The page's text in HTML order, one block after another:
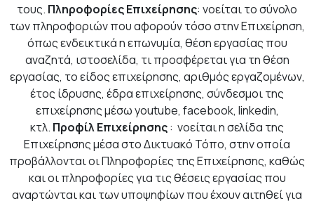
τους. Πληροφορίες Επιχείρησης: νοείται το σύνολο
των πληροφοριών που αφορούν τόσο στην Επιχείρηση,
όπως ενδεικτικά η επωνυμία, θέση εργασίας που
αναζητά, ιστοσελίδα, τι προσφέρεται για τη θέση
εργασίας, το είδος επιχείρησης, αριθμός εργαζομένων,
έτος ίδρυσης, έδρα επιχείρησης, σύνδεσμοι της
επιχείρησης μέσω youtube, facebook, linkedin,
κτλ. Προφίλ Επιχείρησης: νοείται η σελίδα της
Επιχείρησης μέσα στο Δικτυακό Τόπο, στην οποία
προβάλλονται οι Πληροφορίες της Επιχείρησης, καθώς
και οι πληροφορίες για τις θέσεις εργασίας που
αναρτώνται και των υποψηφίων που έχουν αιτηθεί για